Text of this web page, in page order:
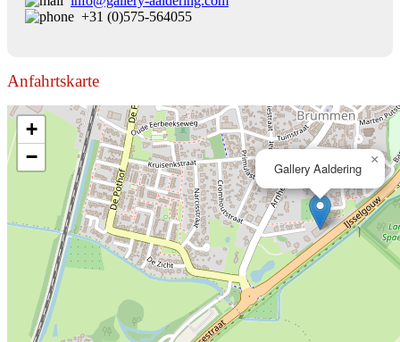
+31 (0)575-564055
Anfahrtskarte
Gallery Aaldering
×
+
−